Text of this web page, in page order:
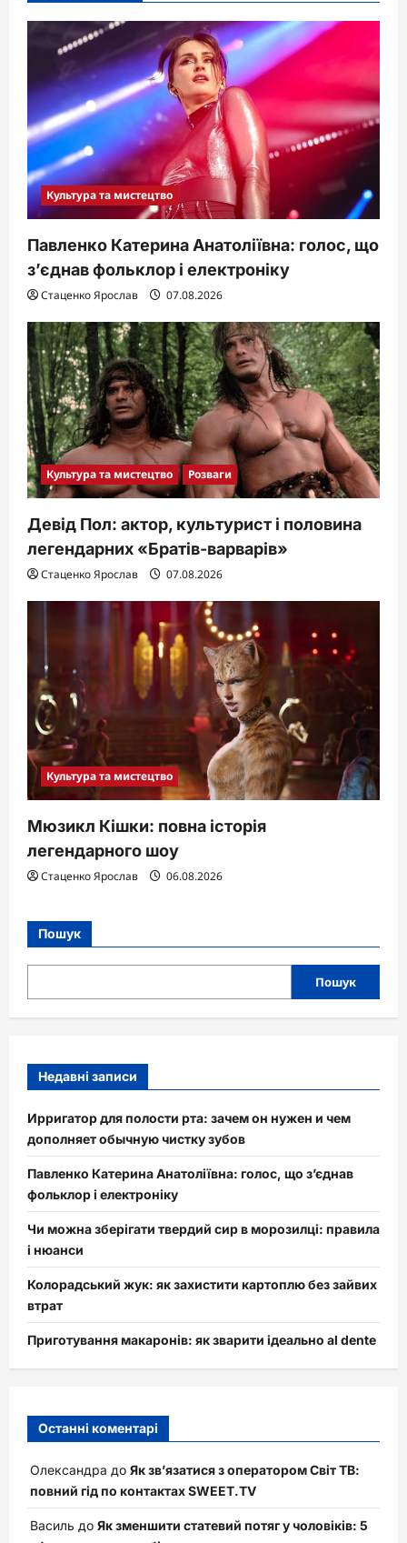
Культура та мистецтво
Павленко Катерина Анатоліївна: голос, що
з’єднав фольклор і електроніку
Стаценко Ярослав 07.08.2026
Культура та мистецтво Розваги
Девід Пол: актор, культурист і половина
легендарних «Братів-варварів»
Стаценко Ярослав 07.08.2026
Культура та мистецтво
Мюзикл Кішки: повна історія
легендарного шоу
Стаценко Ярослав 06.08.2026
Пошук
Пошук
Недавні записи
Ирригатор для полости рта: зачем он нужен и чем
дополняет обычную чистку зубов
Павленко Катерина Анатоліївна: голос, що з’єднав
фольклор і електроніку
Чи можна зберігати твердий сир в морозилці: правила
і нюанси
Колорадський жук: як захистити картоплю без зайвих
втрат
Приготування макаронів: як зварити ідеально al dente
Останні коментарі
Олександра до Як зв’язатися з оператором Світ ТВ:
повний гід по контактах SWEET.TV
Василь до Як зменшити статевий потяг у чоловіків: 5